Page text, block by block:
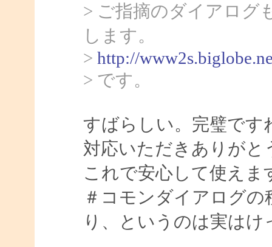
> ご指摘のダイアログ
します。
> http://
> です。
すばらしい。完璧です
対応いただきありがと
これで安心して使えま
＃コモンダイアログ
り、というのは実は